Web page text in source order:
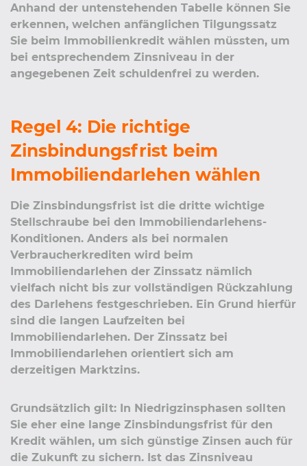
Anhand der untenstehenden Tabelle können Sie
erkennen, welchen anfänglichen Tilgungssatz
Sie beim Immobilienkredit wählen müssten, um
bei entsprechendem Zinsniveau in der
angegebenen Zeit schuldenfrei zu werden.
Regel 4: Die richtige
Zinsbindungsfrist beim
Immobiliendarlehen wählen
Die Zinsbindungsfrist ist die dritte wichtige
Stellschraube bei den Immobiliendarlehens-
Konditionen. Anders als bei normalen
Verbraucherkrediten wird beim
Immobiliendarlehen der Zinssatz nämlich
vielfach nicht bis zur vollständigen Rückzahlung
des Darlehens festgeschrieben. Ein Grund hierfür
sind die langen Laufzeiten bei
Immobiliendarlehen. Der Zinssatz bei
Immobiliendarlehen orientiert sich am
derzeitigen Marktzins.
Grundsätzlich gilt: In Niedrigzinsphasen sollten
Sie eher eine lange Zinsbindungsfrist für den
Kredit wählen, um sich günstige Zinsen auch für
die Zukunft zu sichern. Ist das Zinsniveau